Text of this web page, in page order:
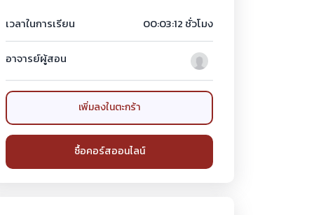
เวลาในการเรียน 00:03:12 ชั่วโมง
อาจารย์ผู้สอน
เพิ่มลงในตะกร้า
ซื้อคอร์สออนไลน์